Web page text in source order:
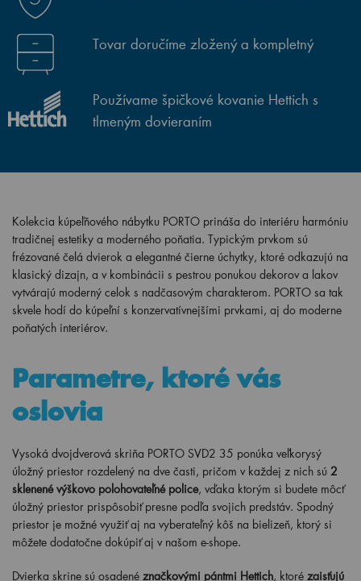
Tovar doručíme zložený a kompletný
Používame špičkové kovanie Hettich s
tlmeným dovieraním
Kolekcia kúpeľňového nábytku PORTO prináša do interiéru harmóniu
tradičnej estetiky a moderného poňatia. Typickým prvkom sú
frézované čelá dvierok a elegantné čierne úchytky, ktoré odkazujú na
klasický dizajn, a v kombinácii s pestrou ponukou dekorov a lakov
vytvárajú moderný celok s nadčasovým charakterom. PORTO sa tak
skvele hodí do kúpeľní s konzervatívnejšími prvkami, aj do moderne
poňatých interiérov.
Parametre, ktoré vás
oslovia
Vysoká dvojdverová skriňa PORTO SVD2 35 ponúka veľkorysý
úložný priestor rozdelený na dve časti, pričom v každej z nich sú 2
sklenené výškovo polohovateľné police, vďaka ktorým si budete môcť
úložný priestor prispôsobiť presne podľa svojich predstáv. Spodný
priestor je možné využiť aj na vyberateľný kôš na bielizeň, ktorý si
môžete dodatočne dokúpiť aj v našom e-shope.
Dvierka skrine sú osadené značkovými pántmi Hettich, ktoré zaisťujú